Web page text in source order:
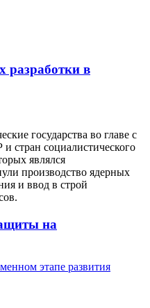
разработки в
государства во главе с
социалистического
являлся
производство ядерных
и ввод в строй
на